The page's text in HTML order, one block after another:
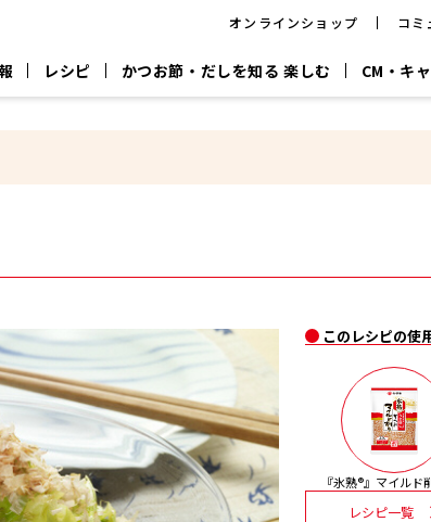
オンラインショップ コミ
レシピ かつお節・だしを知る 楽しむ CM・キ
粉末 だしの素 だしパック 白だし
ジョブリ
このレシピの使
『氷熟®』マイルド
レシピ一覧